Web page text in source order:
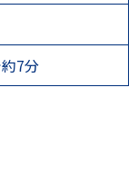
7分